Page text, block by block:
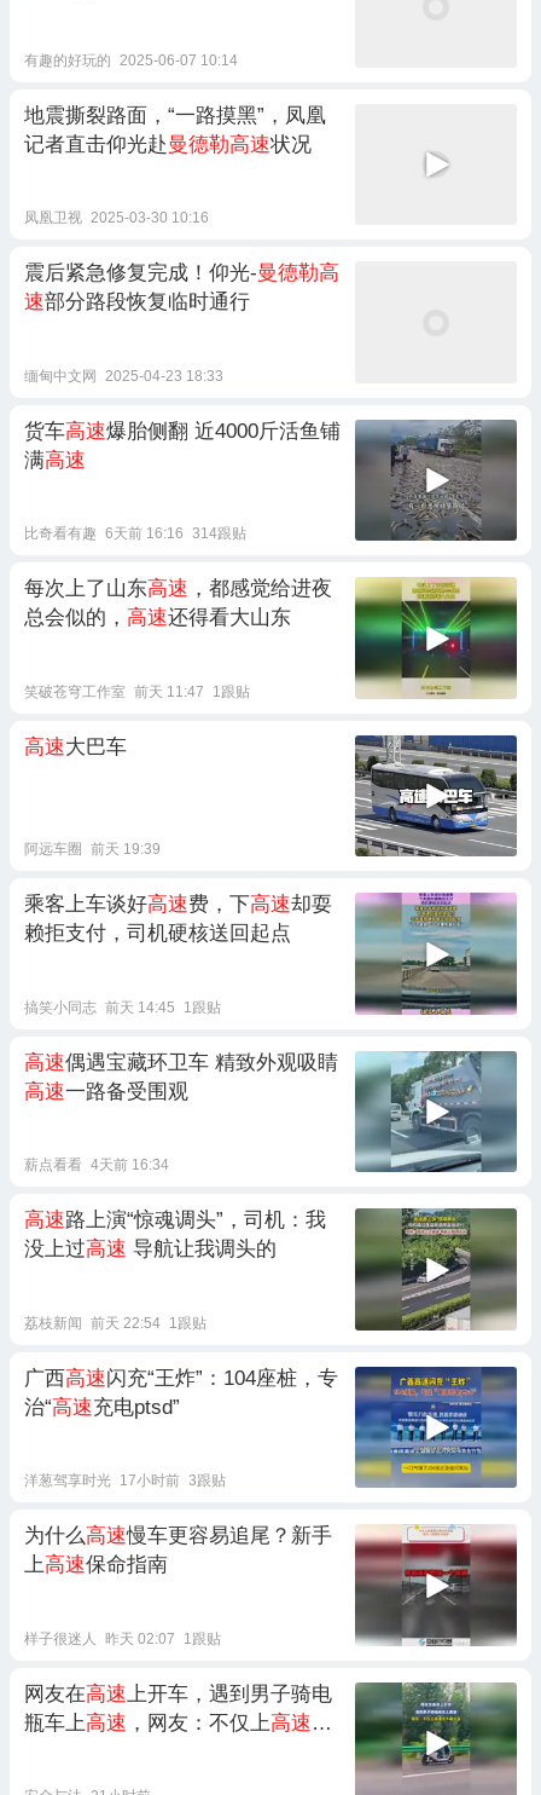
有趣的好玩的 2025-06-07 10:14
地震撕裂路面，“一路摸黑”，凤凰
记者直击仰光赴曼德勒高速状况
凤凰卫视 2025-03-30 10:16
震后紧急修复完成！仰光-曼德勒高
速部分路段恢复临时通行
缅甸中文网 2025-04-23 18:33
货车高速爆胎侧翻 近4000斤活鱼铺
满高速
比奇看有趣 6天前 16:16 314跟贴
每次上了山东高速 ，都感觉给进夜
总会似的， 高速还得看大山东
笑破苍穹工作室 前天 11:47 1跟贴
高速大巴车
阿远车圈 前天 19:39
乘客上车谈好高速费，下高速却耍
赖拒支付，司机硬核送回起点
搞笑小同志 前天 14:45 1跟贴
高速偶遇宝藏环卫车 精致外观吸睛
高速一路备受围观
薪点看看 4天前 16:34
高速路上演“惊魂调头”，司机：我
没上过高速 导航让我调头的
荔枝新闻 前天 22:54 1跟贴
广西高速闪充“王炸”：104座桩，专
治“高速充电ptsd”
洋葱驾享时光 17小时前 3跟贴
为什么高速慢车更容易追尾？新手
上高速保命指南
样子很迷人 昨天 02:07 1跟贴
网友在高速 上开车，遇到男子骑电
瓶车上高速 ，网友：不仅上高速还